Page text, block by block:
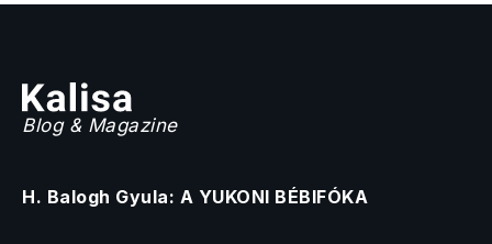
Blog & Magazine
H. Balogh Gyula: A YUKONI BÉBIFÓKA